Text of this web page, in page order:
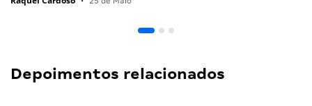
Depoimentos relacionados